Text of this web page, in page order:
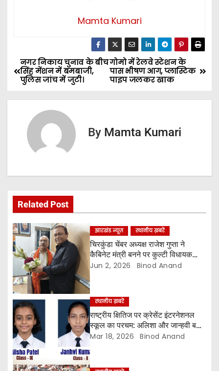
Mamta Kumari
P
v
i
g
a
t
i
o
n
गोमो में रेलवे स्टेशन के
पास भीषण आग, प्लास्टिक
पाइप जलकर खाक
नगर निकाय चुनाव के बीच
सिंह मेंशन में बमबाजी,
पुलिस जांच में जुटी।
By Mamta Kumari
Related Post
झारखंड न्यूज़ स्थानीय ख़बरें
चिरकुंडा चेंबर अध्यक्ष राजेश गुप्ता ने
कैबिनेट मंत्री बनने पर कुल्टी विधायक
अजय पोद्दार को किया सम्मानित
Jun 2, 2026 Binod Anand
स्थानीय ख़बरें
राष्ट्रीय क्षितिज पर क्रेसेंट इंटरनेशनल
स्कूल का परचम: अलिशा और जान्हवी बनीं
CBSE रीडिंग चैलेंज की नेशनल विनर
Mar 18, 2026 Binod Anand